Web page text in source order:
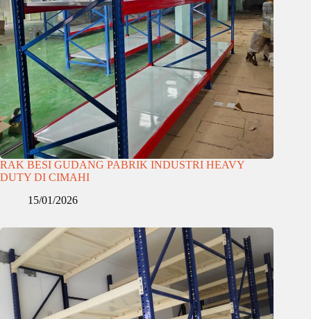
RAK BESI GUDANG PABRIK INDUSTRI HEAVY
DUTY DI CIMAHI
15/01/2026